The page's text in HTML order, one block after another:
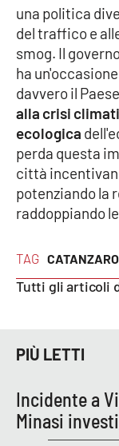
Sport
RUBRICHE
Good Morning
Parchi Marini
Leggendo
Le perfidie di
LaC TV
TAG CATANZARO
Tutti gli articoli
una politica
del traffico e
smog. Il
ha
davvero il
alla crisi
ecologica
perda questa
città
potenziando la
raddoppiando
PIÙ LETTI
Incidente a
Minasi